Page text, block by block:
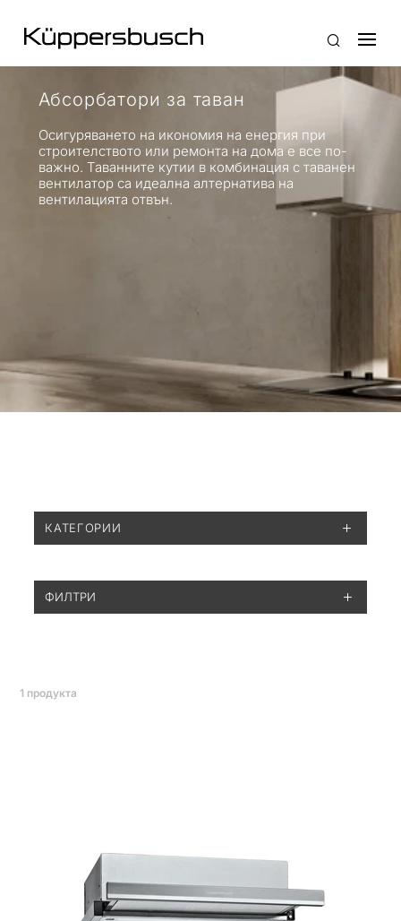
Абсорбатори за таван
Осигуряването на икономия на енергия при
строителството или ремонта на дома е все по-
важно. Таванните кутии в комбинация с таванен
вентилатор са идеална алтернатива на
вентилацията отвън.
КАТЕГОРИИ
ФИЛТРИ
1 продукта